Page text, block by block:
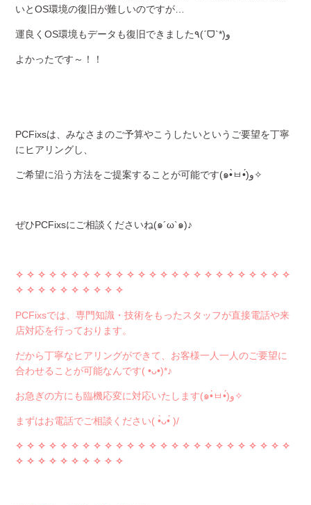
いとOS環境の復旧が難しいのですが…
運良くOS環境もデータも復旧できました٩(ˊᗜˋ*)و
よかったです～！！
PCFixsは、みなさまのご予算やこうしたいというご要望を丁寧
にヒアリングし、
ご希望に沿う方法をご提案することが可能です(๑•̀ㅂ•́)و✧
ぜひPCFixsにご相談くださいね(๑´ω`๑)♪
✧ ✧ ✧ ✧ ✧ ✧ ✧ ✧ ✧ ✧ ✧ ✧ ✧ ✧ ✧ ✧ ✧ ✧ ✧ ✧ ✧ ✧ ✧ ✧ ✧
✧ ✧ ✧ ✧ ✧ ✧ ✧ ✧ ✧ ✧
PCFixsでは、専門知識・技術をもったスタッフが直接電話や来
店対応を行っております。
だから丁寧なヒアリングができて、お客様一人一人のご要望に
合わせることが可能なんです( •ᴗ•)*♪
お急ぎの方にも臨機応変に対応いたします(๑•̀ㅂ•́)و✧
まずはお電話でご相談ください( •̀ᴗ•́ )/
✧ ✧ ✧ ✧ ✧ ✧ ✧ ✧ ✧ ✧ ✧ ✧ ✧ ✧ ✧ ✧ ✧ ✧ ✧ ✧ ✧ ✧ ✧ ✧ ✧
✧ ✧ ✧ ✧ ✧ ✧ ✧ ✧ ✧ ✧